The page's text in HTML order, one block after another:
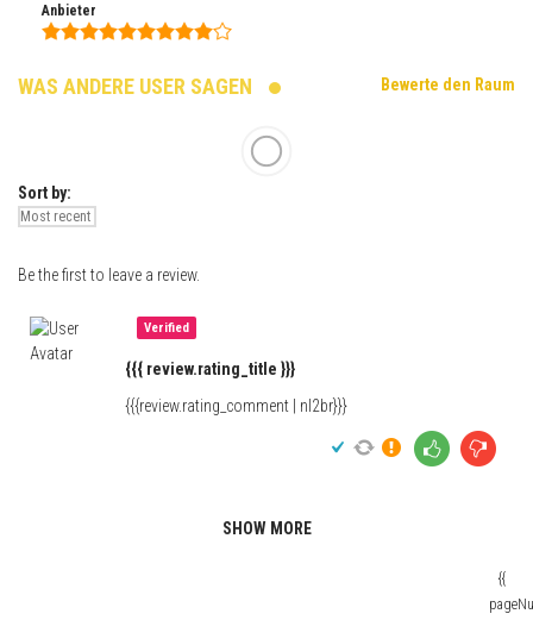
Anbieter
WAS ANDERE USER SAGEN Bewerte den Raum
Sort by:
Be the first to leave a review.
Verified
{{{ review.rating_title }}}
{{{review.rating_comment | nl2br}}}
SHOW MORE
{{